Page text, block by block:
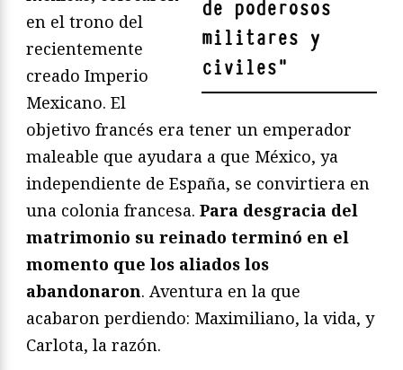
de poderosos
militares y
civiles"
en el trono del
recientemente
creado Imperio
Mexicano. El
objetivo francés era tener un emperador
maleable que ayudara a que México, ya
independiente de España, se convirtiera en
una colonia francesa. Para desgracia del
matrimonio su reinado terminó en el
momento que los aliados los
abandonaron. Aventura en la que
acabaron perdiendo: Maximiliano, la vida, y
Carlota, la razón.